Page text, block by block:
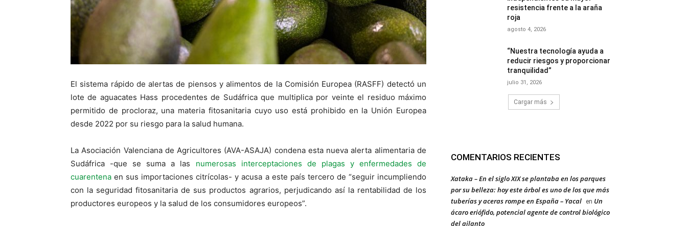
El sistema rápido de alertas de piensos y alimentos de la Comisión Europea (RASFF) detectó un
lote de aguacates Hass procedentes de Sudáfrica que multiplica por veinte el residuo máximo
permitido de procloraz, una materia fitosanitaria cuyo uso está prohibido en la Unión Europea
desde 2022 por su riesgo para la salud humana.
La Asociación Valenciana de Agricultores (AVA-ASAJA) condena esta nueva alerta alimentaria de
Sudáfrica -que se suma a las numerosas interceptaciones de plagas y enfermedades de
cuarentena en sus importaciones citrícolas- y acusa a este país tercero de “seguir incumpliendo
con la seguridad fitosanitaria de sus productos agrarios, perjudicando así la rentabilidad de los
productores europeos y la salud de los consumidores europeos”.
resistencia frente a la araña
roja
agosto 4, 2026
“Nuestra tecnología ayuda a
reducir riesgos y proporcionar
tranquilidad”
julio 31, 2026
Cargar más
COMENTARIOS RECIENTES
Xataka – En el siglo XIX se plantaba en los parques
por su belleza: hoy este árbol es uno de los que más
tuberías y aceras rompe en España – Yacal
en Un
ácaro eriófido, potencial agente de control biológico
del ailanto